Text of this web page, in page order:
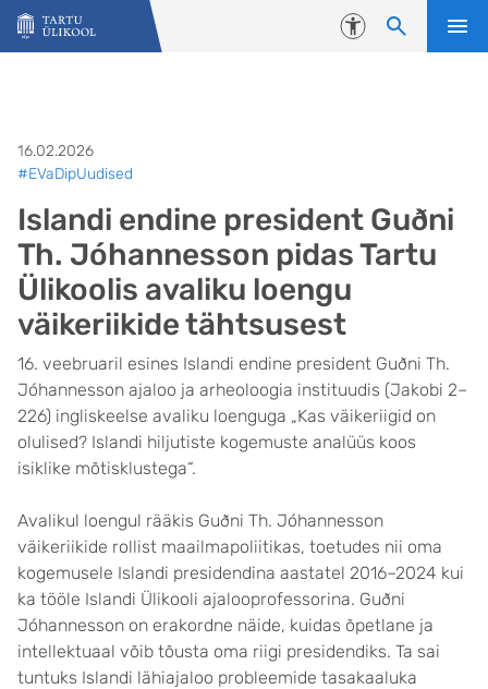
Liigu edasi põhisisu juurde
Juurdepääsetavus
16.02.2026
#EVaDipUudised
Islandi endine president Guðni
Th. Jóhannesson pidas Tartu
Ülikoolis avaliku loengu
väikeriikide tähtsusest
16. veebruaril esines Islandi endine president Guðni Th.
Jóhannesson ajaloo ja arheoloogia instituudis (Jakobi 2–
226) ingliskeelse avaliku loenguga „Kas väikeriigid on
olulised? Islandi hiljutiste kogemuste analüüs koos
isiklike mõtisklustega“.
Avalikul loengul rääkis Guðni Th. Jóhannesson
väikeriikide rollist maailmapoliitikas, toetudes nii oma
kogemusele Islandi presidendina aastatel 2016–2024 kui
ka tööle Islandi Ülikooli ajalooprofessorina. Guðni
Jóhannesson on erakordne näide, kuidas õpetlane ja
intellektuaal võib tõusta oma riigi presidendiks. Ta sai
tuntuks Islandi lähiajaloo probleemide tasakaaluka